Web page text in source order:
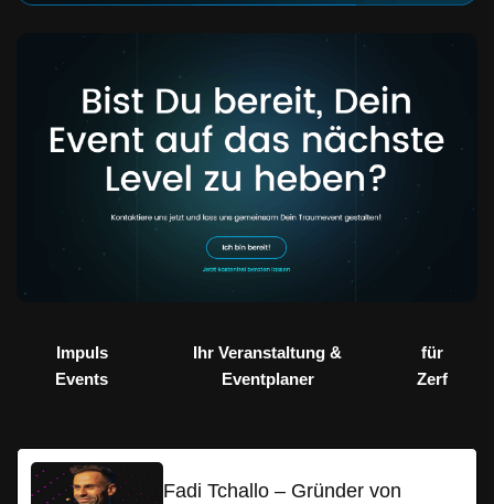
Impuls
Events
Ihr Veranstaltung &
Eventplaner
für
Zerf
Fadi Tchallo – Gründer von